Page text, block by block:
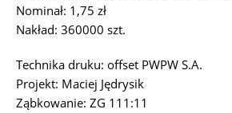
Nominał: 1,75 zł
Nakład: 360000 szt.
Technika druku: offset PWPW S.A.
Projekt: Maciej Jędrysik
Ząbkowanie: ZG 111:11